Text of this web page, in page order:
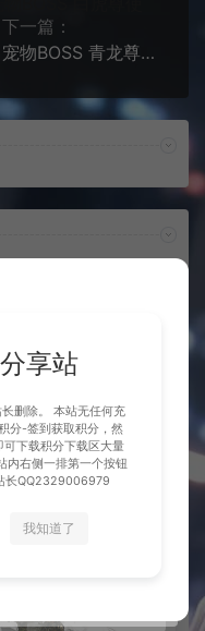
下一篇：
宠物BOSS 青龙尊使
姜子牙
展示
享站
删除。 本站无任何充
分-签到获取积分，然
可下载积分下载区大量
内右侧一排第一个按钮
长QQ2329006979
我知道了